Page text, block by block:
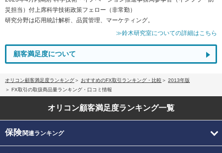
災担当）付上席科学技術政策フェロー（非常勤）
研究分野は応用統計解析、品質管理、マーケティング。
≫鈴木研究室についての詳細はこちら
顧客満足度について
オリコン顧客満足度ランキング おすすめのFX取引ランキング・比較
2013年版
FX取引の取扱商品量ランキング・口コミ情報
オリコン顧客満足度ランキング一覧
保険関連ランキング